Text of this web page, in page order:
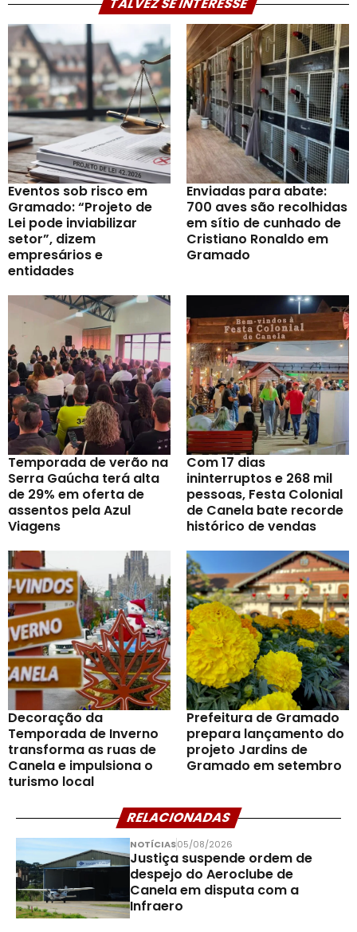
TALVEZ SE INTERESSE
Eventos sob risco em
Gramado: “Projeto de
Lei pode inviabilizar
setor”, dizem
empresários e
entidades
Enviadas para abate:
700 aves são recolhidas
em sítio de cunhado de
Cristiano Ronaldo em
Gramado
Temporada de verão na
Serra Gaúcha terá alta
de 29% em oferta de
assentos pela Azul
Viagens
Com 17 dias
ininterruptos e 268 mil
pessoas, Festa Colonial
de Canela bate recorde
histórico de vendas
Decoração da
Temporada de Inverno
transforma as ruas de
Canela e impulsiona o
turismo local
Prefeitura de Gramado
prepara lançamento do
projeto Jardins de
Gramado em setembro
RELACIONADAS
NOTÍCIAS05/08/2026
Justiça suspende ordem de
despejo do Aeroclube de
Canela em disputa com a
Infraero